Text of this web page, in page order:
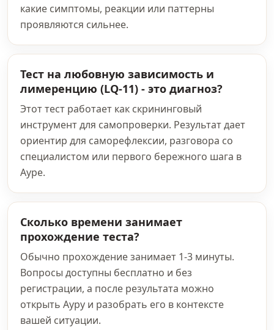
какие симптомы, реакции или паттерны
проявляются сильнее.
Тест на любовную зависимость и
лимеренцию (LQ-11) - это диагноз?
Этот тест работает как скрининговый
инструмент для самопроверки. Результат дает
ориентир для саморефлексии, разговора со
специалистом или первого бережного шага в
Ауре.
Сколько времени занимает
прохождение теста?
Обычно прохождение занимает 1-3 минуты.
Вопросы доступны бесплатно и без
регистрации, а после результата можно
открыть Ауру и разобрать его в контексте
вашей ситуации.